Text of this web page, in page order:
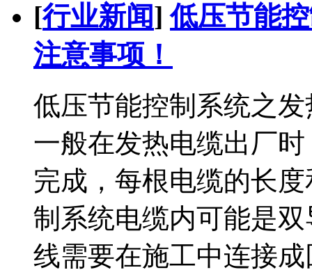
[行业新闻]低压节能
注意事项！
低压节能控制系统之
一般在发热电缆出厂
完成，每根电缆的长
制系统电缆内可能是
线需要在施工中连接